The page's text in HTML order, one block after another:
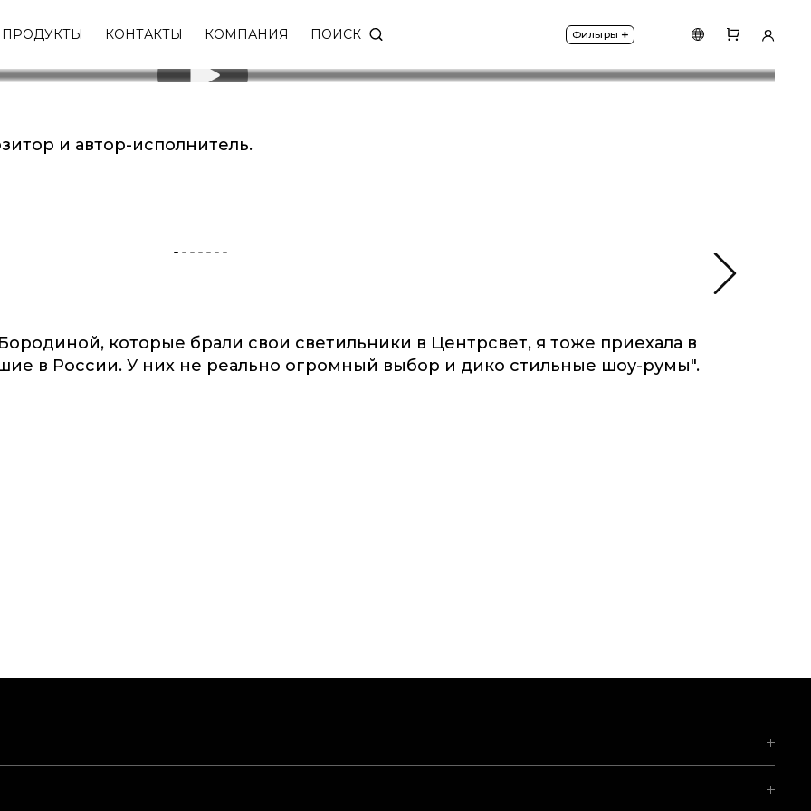
ПРОДУКТЫ КОНТАКТЫ КОМПАНИЯ ПОИСК Фильтры +
дизайнерских светильников высокого качества Центрсвет.
и автор-исполнитель.
которые брали свои светильники в Центрсвет, я тоже приехала в
в России. У них не реально огромный выбор и дико стильные шоу-румы".